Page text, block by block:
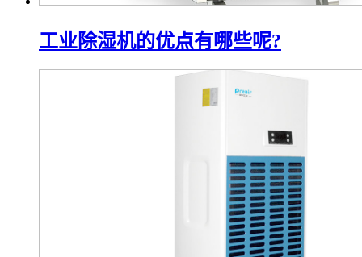
工业除湿机的优点有哪些呢?